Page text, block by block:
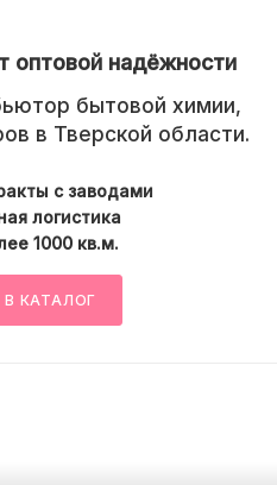
надёжности
бытовой химии,
в Тверской области.
с заводами
логистика
1000 кв.м.
В КАТАЛОГ